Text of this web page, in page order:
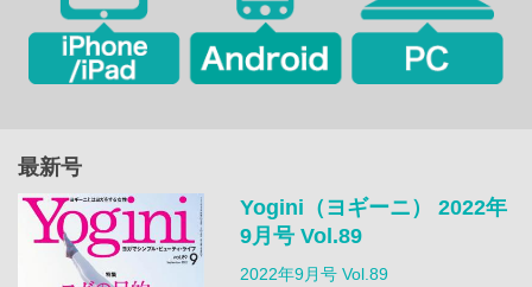
最新号
Yogini（ヨギーニ） 2022年
9月号 Vol.89
2022年9月号 Vol.89